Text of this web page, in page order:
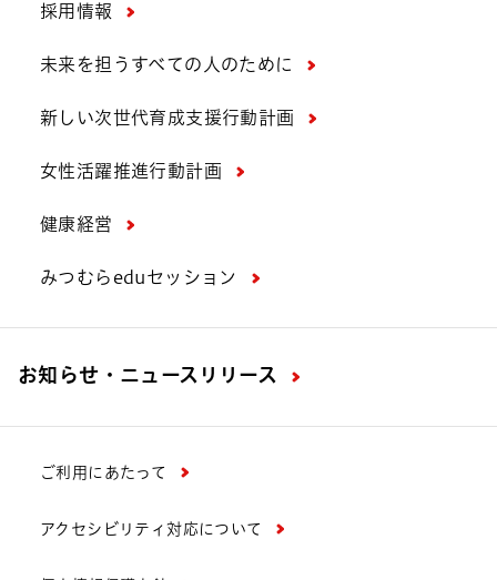
採用情報
未来を担うすべての人のために
新しい次世代育成支援行動計画
女性活躍推進行動計画
健康経営
みつむらeduセッション
お知らせ・ニュースリリース
ご利用にあたって
アクセシビリティ対応について